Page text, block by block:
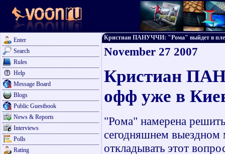
Enter
Search
Rules
Help
Message Board
Blogs
Public Guestbook
News & Reports
Interviews
Polls
Rating
Кристиан ПАНУЧЧИ: "Рома" выйдет в
November 27 2007
Кристиан
офф уже в
"Рома" намерена
сегодняшнем
откладывать этот